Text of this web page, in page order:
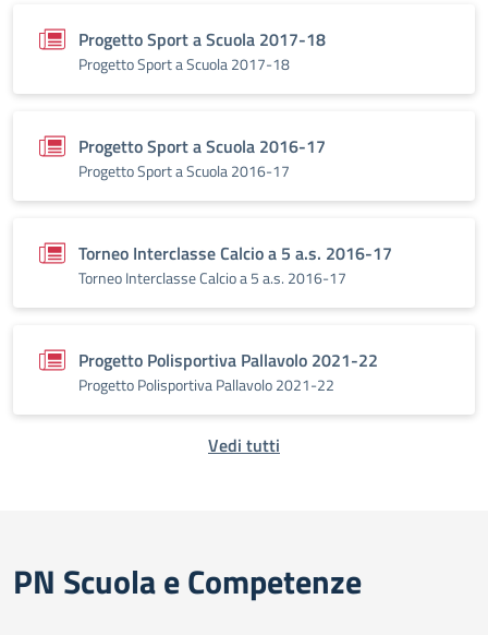
Progetto Sport a Scuola 2017-18
Progetto Sport a Scuola 2017-18
Progetto Sport a Scuola 2016-17
Progetto Sport a Scuola 2016-17
Torneo Interclasse Calcio a 5 a.s. 2016-17
Torneo Interclasse Calcio a 5 a.s. 2016-17
Progetto Polisportiva Pallavolo 2021-22
Progetto Polisportiva Pallavolo 2021-22
Vedi tutti
PN Scuola e Competenze